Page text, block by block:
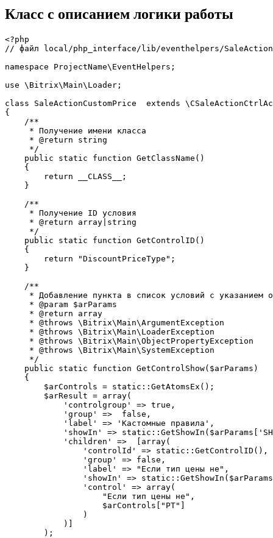
Класс с описанием логики работы
<?php
// файл local/php_interface/lib/eventhelpers/
namespace ProjectName\EventHelpers;
use \Bitrix\Main\Loader;
class SaleActionCustomPrice  extends
{
    /**
     * Получение имени класса
     * @return string
     */
    public static function GetClassName()
    {
        return __CLASS__;
    }
    /**
     * Получение ID условия
     * @return array|string
     */
    public static function GetControlID()
    {
        return "DiscountPriceType";
    }
    /**
* Добавление пункта в список условий с указанием
     * @param $arParams
     * @return array
     * @throws \Bitrix\Main\ArgumentException
     * @throws \Bitrix\Main\LoaderException
     * @throws \Bitrix\Main\ObjectPropertyException
     * @throws \Bitrix\Main\SystemException
     */
    public static function GetControlShow($arParams)
    {
        $arControls = static::GetAtomsEx();
        $arResult = array(
            'controlgroup' => true,
            'group' =>  false,
            'label' => 'Кастомные правила',
'showIn' =>
            'children' =>  [array(
                'controlId' => static::GetControlID(),
                'group' => false,
                'label' => "Если тип цены не",
'showIn' =>
                'control' => array(
                    "Если тип цены не",
                    $arControls["PT"]
                )
            )]
        );